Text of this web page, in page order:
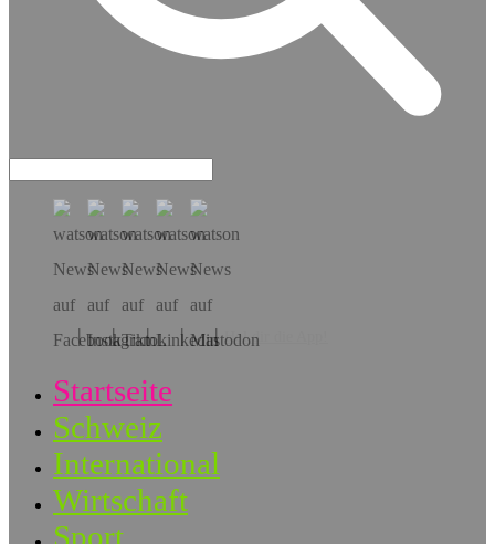
Hol dir die App!
Startseite
Schweiz
International
Wirtschaft
Sport